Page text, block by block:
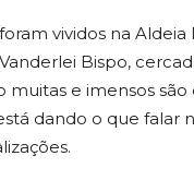
vividos na
Bispo,
muitas e imensos são
dando o que falar